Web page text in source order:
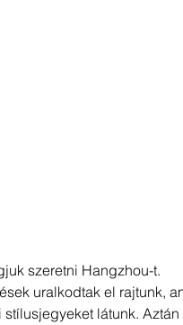
szeretni Hangzhou-t.
uralkodtak el rajtunk,
látunk.